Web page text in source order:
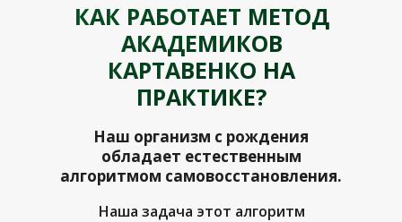
КАК РАБОТАЕТ МЕТОД
АКАДЕМИКОВ
КАРТАВЕНКО НА
ПРАКТИКЕ?
Наш организм с рождения
обладает естественным
алгоритмом самовосстановления.
Наша задача этот алгоритм